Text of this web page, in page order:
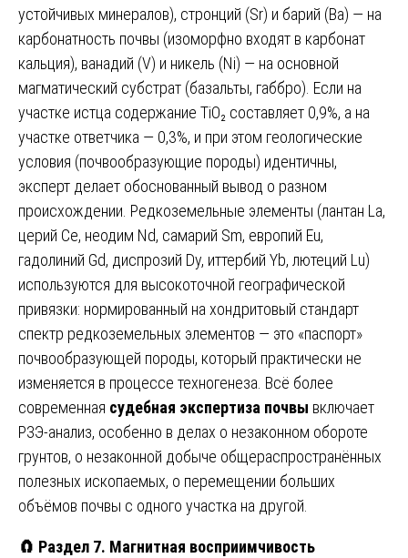
устойчивых минералов), стронций (Sr) и барий (Ba) — на
карбонатность почвы (изоморфно входят в карбонат
кальция), ванадий (V) и никель (Ni) — на основной
магматический субстрат (базальты, габбро). Если на
участке истца содержание TiO₂ составляет 0,9%, а на
участке ответчика — 0,3%, и при этом геологические
условия (почвообразующие породы) идентичны,
эксперт делает обоснованный вывод о разном
происхождении. Редкоземельные элементы (лантан La,
церий Ce, неодим Nd, самарий Sm, европий Eu,
гадолиний Gd, диспрозий Dy, иттербий Yb, лютеций Lu)
используются для высокоточной географической
привязки: нормированный на хондритовый стандарт
спектр редкоземельных элементов — это «паспорт»
почвообразующей породы, который практически не
изменяется в процессе техногенеза. Всё более
современная судебная экспертиза почвы включает
РЗЭ-анализ, особенно в делах о незаконном обороте
грунтов, о незаконной добыче общераспространённых
полезных ископаемых, о перемещении больших
объёмов почвы с одного участка на другой.
🧲 Раздел 7. Магнитная восприимчивость